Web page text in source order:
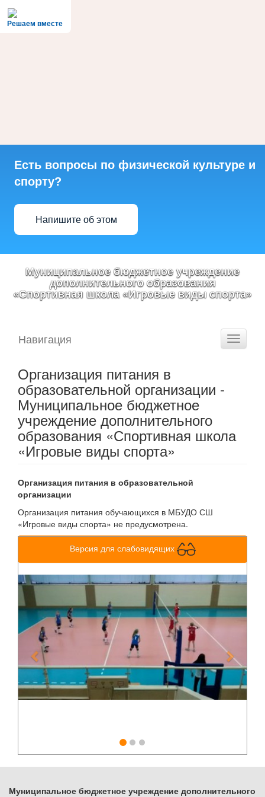
Решаем вместе
Есть вопросы по физической культуре и
спорту?
Напишите об этом
Муниципальное бюджетное учреждение
дополнительного образования
«Спортивная школа «Игровые виды спорта»
Toggle
Навигация
Организация питания в
образовательной организации -
Муниципальное бюджетное
учреждение дополнительного
образования «Спортивная школа
«Игровые виды спорта»
Организация питания в образовательной
организации
Организация питания обучающихся в МБУДО СШ
«Игровые виды спорта» не предусмотрена.
Версия для слабовидящих
Previous Next
Муниципальное бюджетное учреждение дополнительного